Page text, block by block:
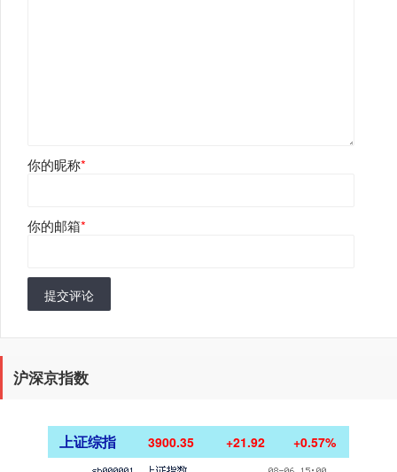
你的昵称*
你的邮箱*
提交评论
沪深京指数
上证综指 3900.35 +21.92 +0.57%